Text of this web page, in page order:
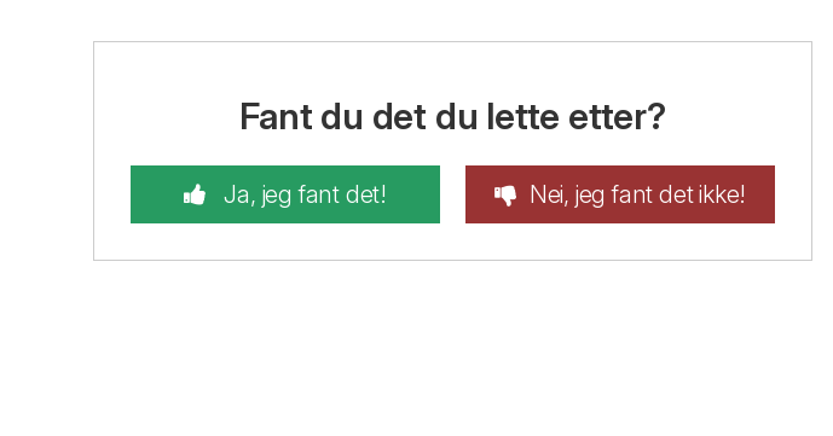
Fant du det du lette etter?
Ja, jeg fant det! Nei, jeg fant det ikke!